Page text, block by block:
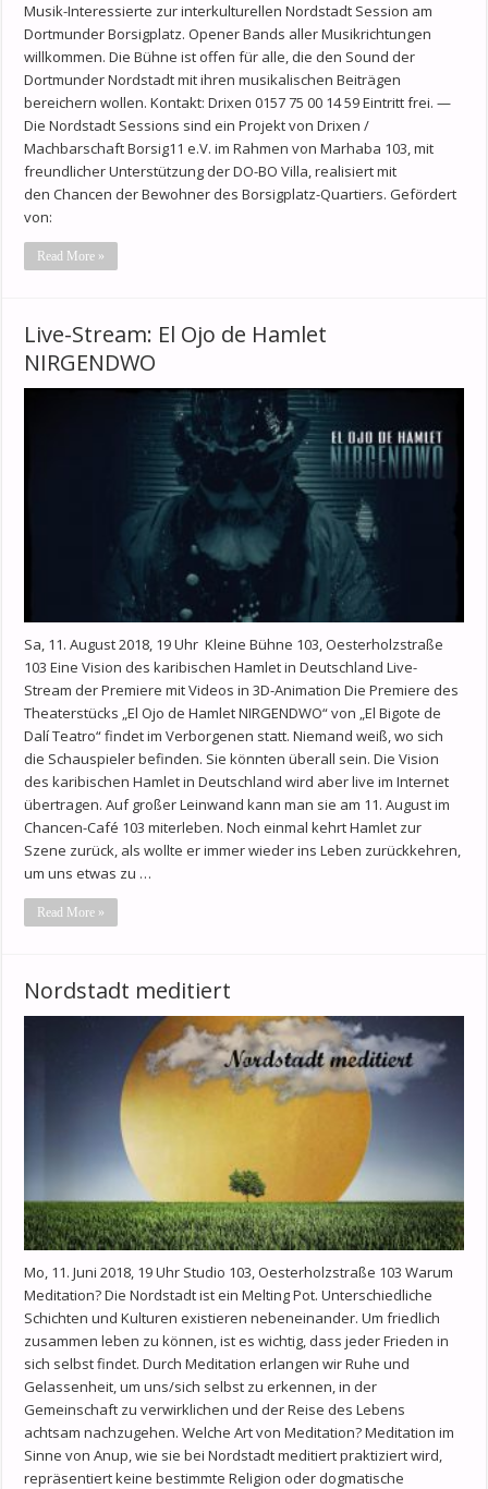
Musik-Interessierte zur interkulturellen Nordstadt Session am
Dortmunder Borsigplatz. Opener Bands aller Musikrichtungen
willkommen. Die Bühne ist offen für alle, die den Sound der
Dortmunder Nordstadt mit ihren musikalischen Beiträgen
bereichern wollen. Kontakt: Drixen 0157 75 00 14 59 Eintritt frei. —
Die Nordstadt Sessions sind ein Projekt von Drixen /
Machbarschaft Borsig11 e.V. im Rahmen von Marhaba 103, mit
freundlicher Unterstützung der DO-BO Villa, realisiert mit
den Chancen der Bewohner des Borsigplatz-Quartiers. Gefördert
von:
Read More »
Live-Stream: El Ojo de Hamlet
NIRGENDWO
Sa, 11. August 2018, 19 Uhr Kleine Bühne 103, Oesterholzstraße
103 Eine Vision des karibischen Hamlet in Deutschland Live-
Stream der Premiere mit Videos in 3D-Animation Die Premiere des
Theaterstücks „El Ojo de Hamlet NIRGENDWO“ von „El Bigote de
Dalí Teatro“ findet im Verborgenen statt. Niemand weiß, wo sich
die Schauspieler befinden. Sie könnten überall sein. Die Vision
des karibischen Hamlet in Deutschland wird aber live im Internet
übertragen. Auf großer Leinwand kann man sie am 11. August im
Chancen-Café 103 miterleben. Noch einmal kehrt Hamlet zur
Szene zurück, als wollte er immer wieder ins Leben zurückkehren,
um uns etwas zu …
Read More »
Nordstadt meditiert
Mo, 11. Juni 2018, 19 Uhr Studio 103, Oesterholzstraße 103 Warum
Meditation? Die Nordstadt ist ein Melting Pot. Unterschiedliche
Schichten und Kulturen existieren nebeneinander. Um friedlich
zusammen leben zu können, ist es wichtig, dass jeder Frieden in
sich selbst findet. Durch Meditation erlangen wir Ruhe und
Gelassenheit, um uns/sich selbst zu erkennen, in der
Gemeinschaft zu verwirklichen und der Reise des Lebens
achtsam nachzugehen. Welche Art von Meditation? Meditation im
Sinne von Anup, wie sie bei Nordstadt meditiert praktiziert wird,
repräsentiert keine bestimmte Religion oder dogmatische